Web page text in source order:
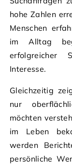
hohe Zahlen
Menschen
im Alltag
erfolgreicher
Interesse.
Gleichzeitig
nur
möchten
im Leben
werden
persönliche